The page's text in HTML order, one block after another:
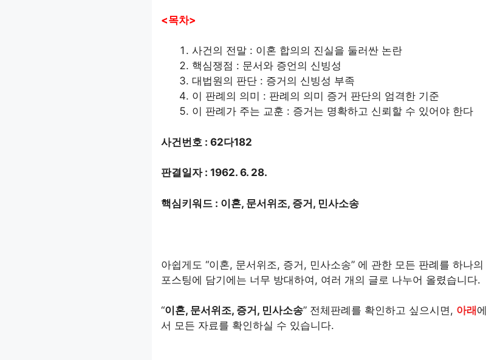
<목차>
사건의 전말 : 이혼 합의의 진실을 둘러싼 논란
핵심쟁점 : 문서와 증언의 신빙성
대법원의 판단 : 증거의 신빙성 부족
이 판례의 의미 : 판례의 의미 증거 판단의 엄격한 기준
이 판례가 주는 교훈 : 증거는 명확하고 신뢰할 수 있어야 한다
사건번호 : 62다182
판결일자 : 1962. 6. 28.
핵심키워드 : 이혼, 문서위조, 증거, 민사소송
아쉽게도 “이혼, 문서위조, 증거, 민사소송” 에 관한 모든 판례를 하나의
포스팅에 담기에는 너무 방대하여, 여러 개의 글로 나누어 올렸습니다.
“이혼, 문서위조, 증거, 민사소송” 전체판례를 확인하고 싶으시면, 아래 에
서 모든 자료를 확인하실 수 있습니다.